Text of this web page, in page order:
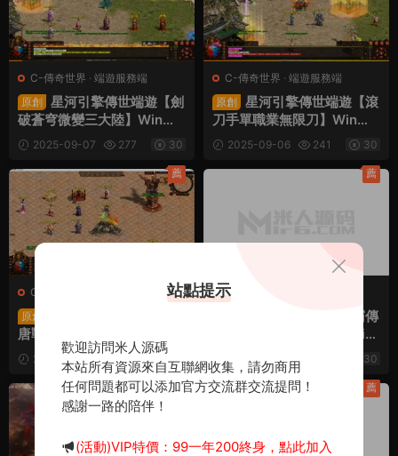
C-傳奇世界 · 端遊服務端
原創
星河引擎傳世端遊【劍
破蒼穹微變三大陸】Win一
鍵服務端+彩虹登陸器+客戶
端+視頻架設教程
2025-09-07 277 30
C-傳奇世界 · 端遊服務端
原創
星河引擎傳世端遊【滾
刀手單職業無限刀】Win一
鍵服務端+彩虹登陸器+客戶
端+視頻架設教程
2025-09-06 241 30
C-傳奇世界
原創
唐戰神三職業】Win一鍵服
務端+彩虹登陸器+客戶端
+視頻架設教程
2025-09-06
1.47k
30
薦
C-傳奇世界
傳世手遊【靈槍争霸傳
世四職業3大陸懷舊版】Lin
ux手工服務端+明文src+熱
更工具+GM授權後台+安卓
蘋果雙端+視頻架設教程
2025-06-12 30
薦
薦 薦
站點提示
歡迎訪問米人源碼
本站所有資源來自互聯網收集，請勿商用
任何問題都可以添加官方交流群交流提問！
感謝一路的陪伴！
(活動)VIP特價：99一年200終身，點此加入